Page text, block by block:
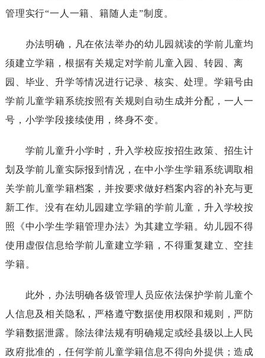
管理实行“一人一籍、籍随人走”制度。
办法明确，凡在依法举办的幼儿园就读的学前儿童均
须建立学籍，根据有关规定对学前儿童入园、转园、离
园、毕业、升学等情况进行记录、核实、处理。学籍号由
学前儿童学籍系统按照有关规则自动生成并分配，一人一
号，小学学段接续使用，终身不变。
学前儿童升小学时，升入学校应按招生政策、招生计
划及学前儿童实际报到情况，在中小学生学籍系统调取相
关学前儿童学籍档案，并按要求做好档案内容的补充与更
新工作。没有在幼儿园建立学籍的学前儿童，升入学校按
照《中小学生学籍管理办法》为其建立学籍。幼儿园不得
使用虚假信息给学前儿童建立学籍，不得重复建立、空挂
学籍。
此外，办法明确各级管理人员应依法保护学前儿童个
人信息及相关隐私，严格遵守数据使用权限和规则，严防
学籍数据泄露。除法律法规有明确规定或经县级以上人民
政府批准的，任何学前儿童学籍信息不得向外提供；造成